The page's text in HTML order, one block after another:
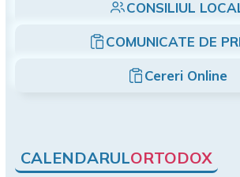
CONSILIUL
COMUNICATE DE
Cereri Online
CALENDARULORTODOX